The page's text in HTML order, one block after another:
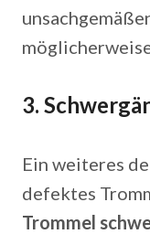
3.
Ein weiteres
defektes
Trommel